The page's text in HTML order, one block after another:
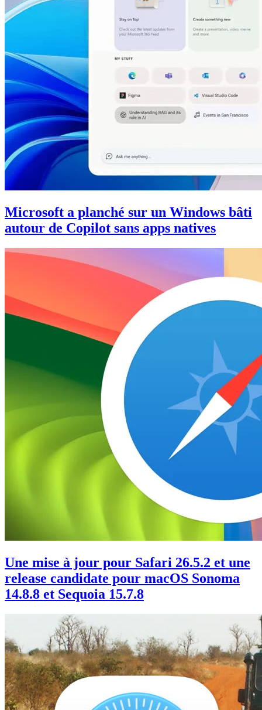
Microsoft a planché sur un Windows bâti
autour de Copilot sans apps natives
Une mise à jour pour Safari 26.5.2 et une
release candidate pour macOS Sonoma
14.8.8 et Sequoia 15.7.8